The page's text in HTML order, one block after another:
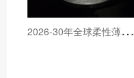
2
026-30年全球柔性薄膜压力传感器行业研究及十五五规划分析报告